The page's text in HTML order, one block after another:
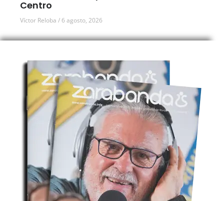
Centro
Víctor Reloba 6 agosto, 2026